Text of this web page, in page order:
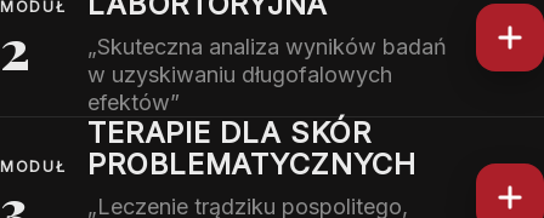
MODUŁ
2
„Skuteczna analiza wyników badań
w uzyskiwaniu długofalowych
efektów”
MODUŁ
TERAPIE DLA SKÓR
PROBLEMATYCZNYCH
„Leczenie trądziku pospolitego,